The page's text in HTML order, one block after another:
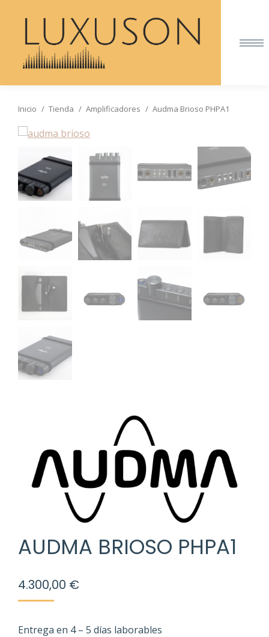
Estás aquí:
Inicio Tienda Amplificadores Audma Brioso PHPA1
AUDMA BRIOSO PHPA1
4.300,00 €
Entrega en 4 – 5 días laborables